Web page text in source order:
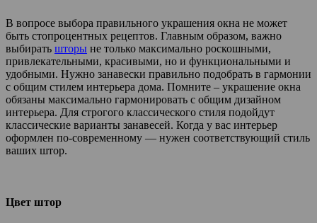
В вопросе выбора правильного украшения окна не может
быть стопроцентных рецептов. Главным образом, важно
выбирать шторы не только максимально роскошными,
привлекательными, красивыми, но и функциональными и
удобными. Нужно занавески правильно подобрать в гармонии
с общим стилем интерьера дома. Помните – украшение окна
обязаны максимально гармонировать с общим дизайном
интерьера. Для строгого классического стиля подойдут
классические варианты занавесей. Когда у вас интерьер
оформлен по-современному — нужен соответствующий стиль
ваших штор.
Цвет штор